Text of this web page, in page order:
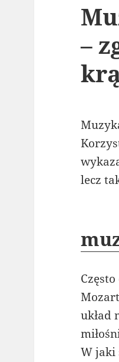
–
lecz
układ
W jaki